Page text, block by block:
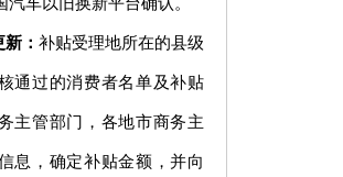
： 补贴受理地所在的县级
通过的消费者名单及补贴
主管部门，各地市商务主
息，确定补贴金额，并向